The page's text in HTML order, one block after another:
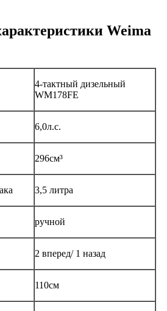
Weima
4-тактный дизельный
WM178FE
6,0л.с.
296см³
3,5 литра
ручной
2 вперед/ 1 назад
110см